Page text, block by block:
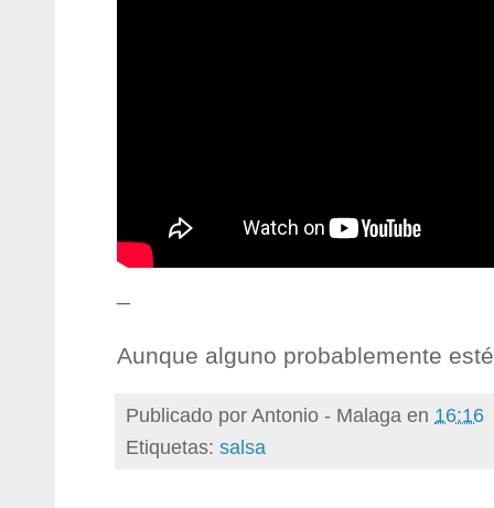
Aunque alguno probablemente
Publicado porAntonio - Malaga en 16:16
Etiquetas: salsa